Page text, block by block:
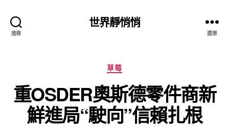
搜尋
世界靜悄悄
選單
分
類
草莓
重OSDER奧斯德零件商新
鮮進局“駛向”信賴扎根